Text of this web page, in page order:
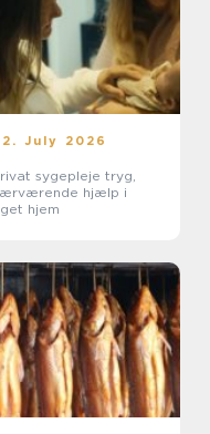
July 2026
sygepleje tryg,
hjælp i
hjem